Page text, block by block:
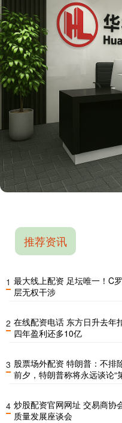
推荐资讯
1 最大线上配资 足坛唯一！C
层无权干涉
2 在线配资电话 东方日升去年
四年盈利还多10亿
3 股票场外配资 特朗普：不排
前夕，特朗普称将永远谈论“
4 炒股配资官网网址 交易商协
质量发展座谈会